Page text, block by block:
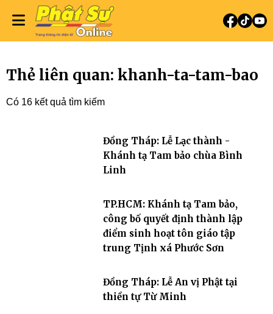
Thẻ liên quan: khanh-ta-tam-bao
Có 16 kết quả tìm kiếm
Đồng Tháp: Lễ Lạc thành -
Khánh tạ Tam bảo chùa Bình
Linh
TP.HCM: Khánh tạ Tam bảo,
công bố quyết định thành lập
điểm sinh hoạt tôn giáo tập
trung Tịnh xá Phước Sơn
Đồng Tháp: Lễ An vị Phật tại
thiền tự Từ Minh